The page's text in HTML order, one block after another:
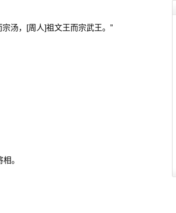
汤，[周人]祖文王而宗武王。”
。